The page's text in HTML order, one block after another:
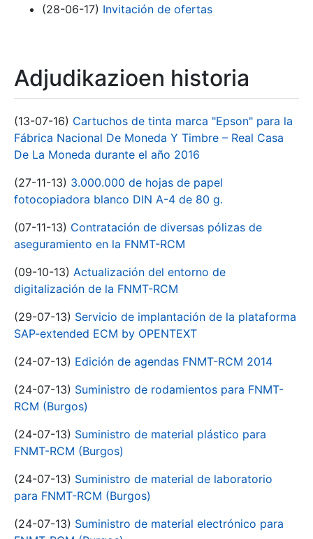
(28-06-17) Invitación de ofertas
Adjudikazioen historia
(13-07-16) Cartuchos de tinta marca "Epson" para la
Fábrica Nacional De Moneda Y Timbre – Real Casa
De La Moneda durante el año 2016
(27-11-13) 3.000.000 de hojas de papel
fotocopiadora blanco DIN A-4 de 80 g.
(07-11-13) Contratación de diversas pólizas de
aseguramiento en la FNMT-RCM
(09-10-13) Actualización del entorno de
digitalización de la FNMT-RCM
(29-07-13) Servicio de implantación de la plataforma
SAP-extended ECM by OPENTEXT
(24-07-13) Edición de agendas FNMT-RCM 2014
(24-07-13) Suministro de rodamientos para FNMT-
RCM (Burgos)
(24-07-13) Suministro de material plástico para
FNMT-RCM (Burgos)
(24-07-13) Suministro de material de laboratorio
para FNMT-RCM (Burgos)
(24-07-13) Suministro de material electrónico para